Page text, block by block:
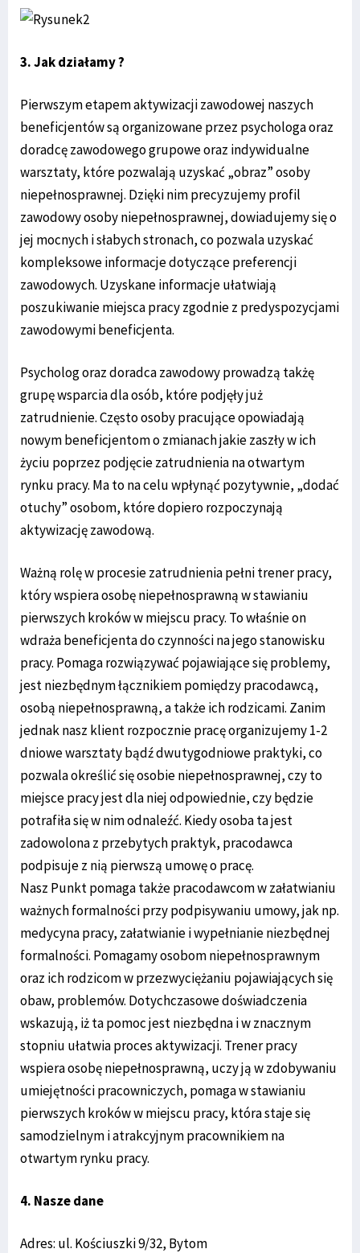
3. Jak działamy ?
Pierwszym etapem aktywizacji zawodowej naszych
beneficjentów są organizowane przez psychologa oraz
doradcę zawodowego grupowe oraz indywidualne
warsztaty, które pozwalają uzyskać „obraz” osoby
niepełnosprawnej. Dzięki nim precyzujemy profil
zawodowy osoby niepełnosprawnej, dowiadujemy się o
jej mocnych i słabych stronach, co pozwala uzyskać
kompleksowe informacje dotyczące preferencji
zawodowych. Uzyskane informacje ułatwiają
poszukiwanie miejsca pracy zgodnie z predyspozycjami
zawodowymi beneficjenta.
Psycholog oraz doradca zawodowy prowadzą takżę
grupę wsparcia dla osób, które podjęły już
zatrudnienie. Często osoby pracujące opowiadają
nowym beneficjentom o zmianach jakie zaszły w ich
życiu poprzez podjęcie zatrudnienia na otwartym
rynku pracy. Ma to na celu wpłynąć pozytywnie, „dodać
otuchy” osobom, które dopiero rozpoczynają
aktywizację zawodową.
Ważną rolę w procesie zatrudnienia pełni trener pracy,
który wspiera osobę niepełnosprawną w stawianiu
pierwszych kroków w miejscu pracy. To właśnie on
wdraża beneficjenta do czynności na jego stanowisku
pracy. Pomaga rozwiązywać pojawiające się problemy,
jest niezbędnym łącznikiem pomiędzy pracodawcą,
osobą niepełnosprawną, a także ich rodzicami. Zanim
jednak nasz klient rozpocznie pracę organizujemy 1-2
dniowe warsztaty bądź dwutygodniowe praktyki, co
pozwala określić się osobie niepełnosprawnej, czy to
miejsce pracy jest dla niej odpowiednie, czy będzie
potrafiła się w nim odnaleźć. Kiedy osoba ta jest
zadowolona z przebytych praktyk, pracodawca
podpisuje z nią pierwszą umowę o pracę.
Nasz Punkt pomaga także pracodawcom w załatwianiu
ważnych formalności przy podpisywaniu umowy, jak np.
medycyna pracy, załatwianie i wypełnianie niezbędnej
formalności. Pomagamy osobom niepełnosprawnym
oraz ich rodzicom w przezwyciężaniu pojawiających się
obaw, problemów. Dotychczasowe doświadczenia
wskazują, iż ta pomoc jest niezbędna i w znacznym
stopniu ułatwia proces aktywizacji. Trener pracy
wspiera osobę niepełnosprawną, uczy ją w zdobywaniu
umiejętności pracowniczych, pomaga w stawianiu
pierwszych kroków w miejscu pracy, która staje się
samodzielnym i atrakcyjnym pracownikiem na
otwartym rynku pracy.
4. Nasze dane
Adres: ul. Kościuszki 9/32, Bytom